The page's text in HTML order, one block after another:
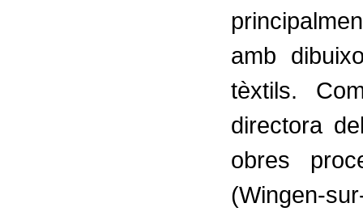
amb
tèxtils.
directora
obres
(Wingen-